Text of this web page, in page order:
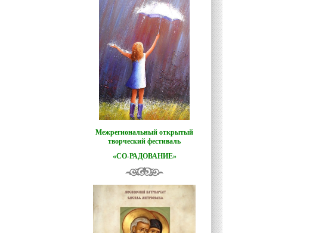
Межрегиональный открытый
творческий фестиваль
«СО-РАДОВАНИЕ»